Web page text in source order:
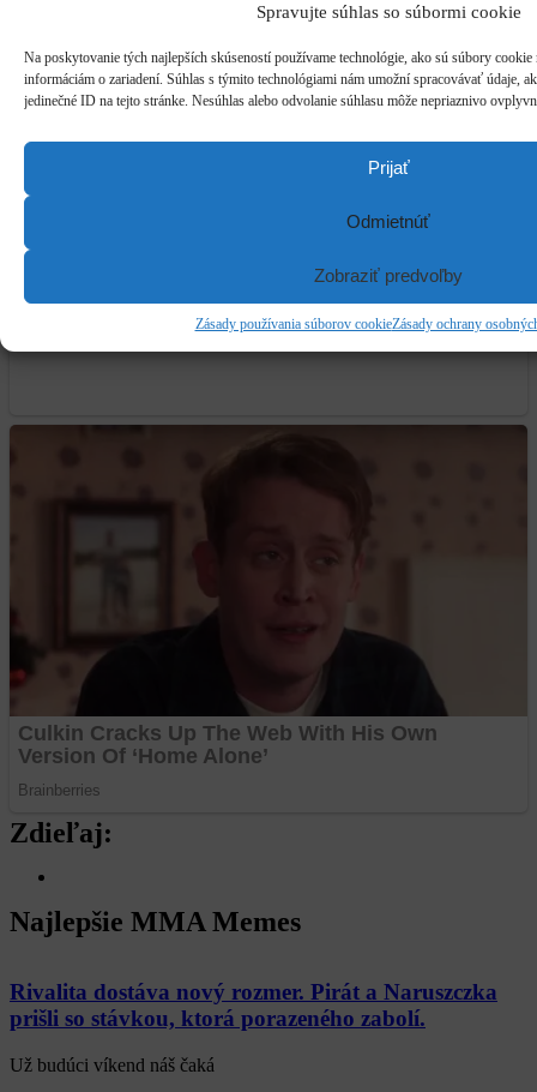
Spravujte súhlas so súbormi cookie
Na poskytovanie tých najlepších skúseností používame technológie, ako sú súbory cookie
informáciám o zariadení. Súhlas s týmito technológiami nám umožní spracovávať údaje,
jedinečné ID na tejto stránke. Nesúhlas alebo odvolanie súhlasu môže nepriaznivo
Prijať
Odmietnúť
Zobraziť predvoľby
Zásady používania súborov cookieZásady ochrany
Zdieľaj:
Najlepšie MMA Memes
Rivalita dostáva nový rozmer. Pirát a Naruszczka
prišli so stávkou, ktorá porazeného zabolí.
Už budúci víkend náš čaká